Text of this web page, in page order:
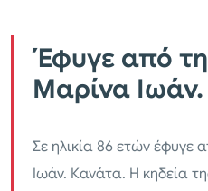
Έφυγε από
Μαρίνα
Σε ηλικία 86 ετών έφυγε
Ιωάν. Κανάτα. Η κηδεία